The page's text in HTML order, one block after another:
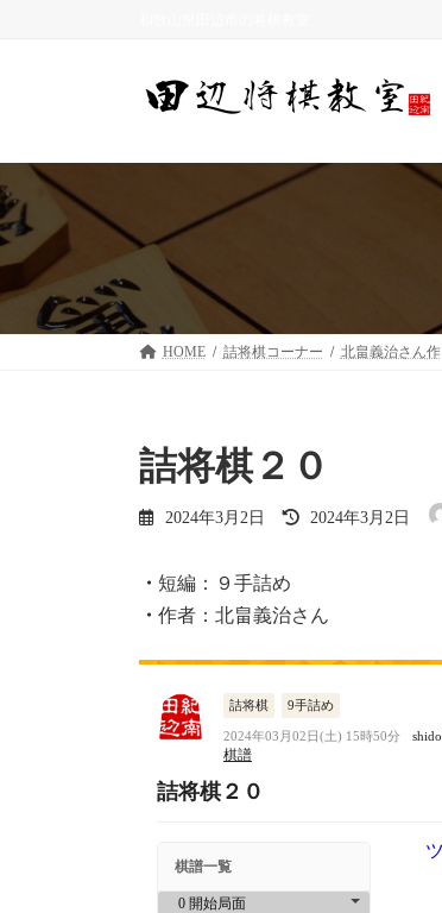
ス
キ
ッ
プ
ン
に
移
動
HOME 詰将棋コーナー 北畠義治さん作
詰将棋２０
2024年3月2日
最
時
2024年3月2日
・ 短編：９手詰め
・ 作者：北畠義治さん